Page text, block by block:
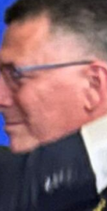
Das ist